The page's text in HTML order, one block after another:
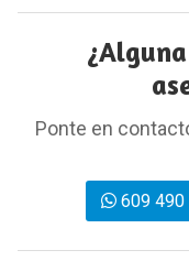
Ponte en
609 490